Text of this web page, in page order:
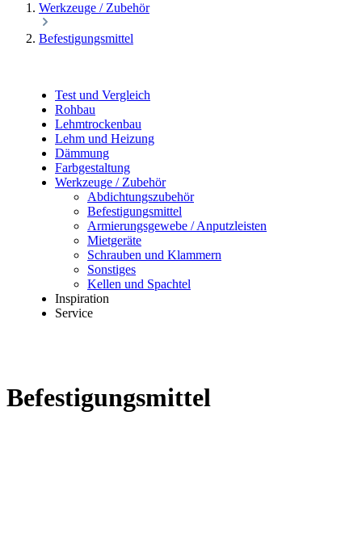
Werkzeuge / Zubehör
Befestigungsmittel
Test und Vergleich
Rohbau
Lehmtrockenbau
Lehm und Heizung
Dämmung
Farbgestaltung
Werkzeuge / Zubehör
Abdichtungszubehör
Befestigungsmittel
Armierungsgewebe / Anputzleisten
Mietgeräte
Schrauben und Klammern
Sonstiges
Kellen und Spachtel
Inspiration
Service
Befestigungsmittel